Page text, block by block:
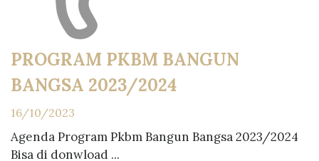
PROGRAM PKBM BANGUN
BANGSA 2023/2024
16/10/2023
Agenda Program Pkbm Bangun Bangsa 2023/2024
Bisa di donwload ...